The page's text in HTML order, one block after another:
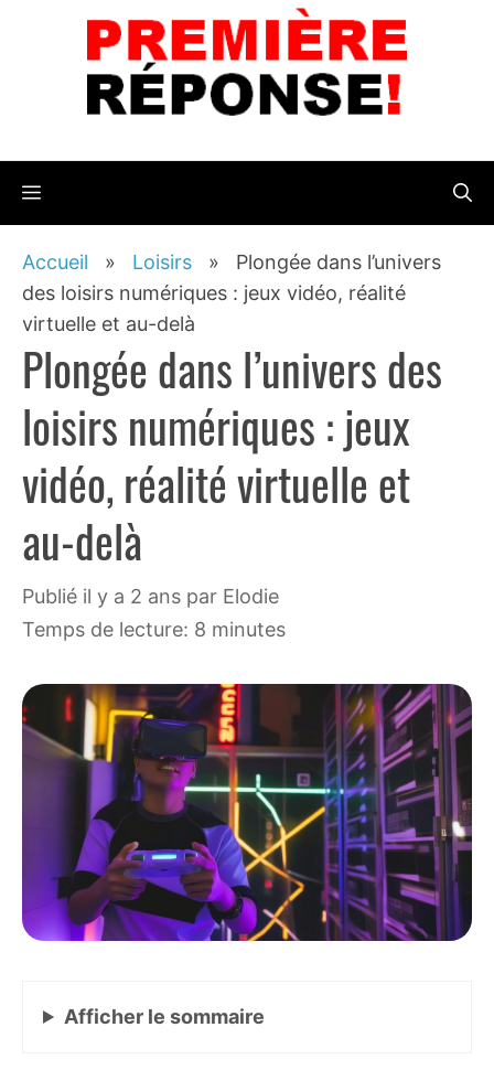
Menu
Accueil » Loisirs » Plongée dans l’univers
des loisirs numériques : jeux vidéo, réalité
virtuelle et au-delà
Plongée dans l’univers des
loisirs numériques : jeux
vidéo, réalité virtuelle et
au-delà
publié il y a 2 ans par Elodie
Temps de lecture: 8 minutes
Afficher le sommaire